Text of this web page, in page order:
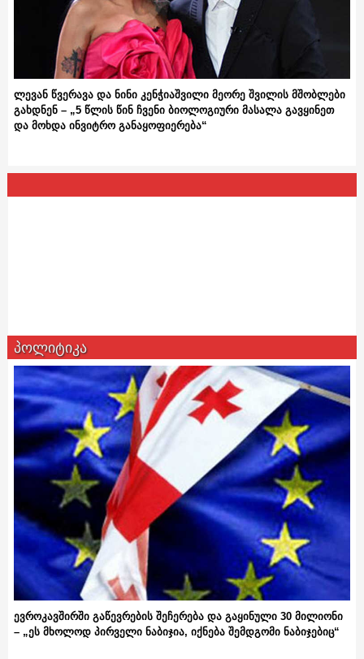
ლევან წვერავა და ნინი კენჭიაშვილი მეორე შვილის მშობლები
გახდნენ – „5 წლის წინ ჩვენი ბიოლოგიური მასალა გავყინეთ
და მოხდა ინვიტრო განაყოფიერება“
პოლიტიკა
ევროკავშირში გაწევრების შეჩერება და გაყინული 30 მილიონი
– „ეს მხოლოდ პირველი ნაბიჯია, იქნება შემდგომი ნაბიჯებიც“